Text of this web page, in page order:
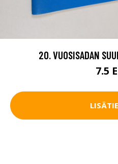
20. VUOSISADAN
7.5